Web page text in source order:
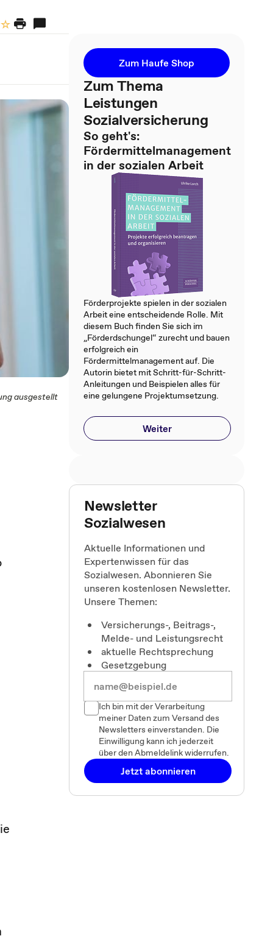
ausgestellt
Zum Haufe Shop
Zum Thema
Leistungen
Sozialversicherung
So geht's:
Fördermittelmanagement
in der sozialen Arbeit
Förderprojekte spielen in der sozialen
Arbeit eine entscheidende Rolle. Mit
diesem Buch finden Sie sich im
„Förderdschungel“ zurecht und bauen
erfolgreich ein
Fördermittelmanagement auf. Die
Autorin bietet mit Schritt-für-Schritt-
Anleitungen und Beispielen alles für
eine gelungene Projektumsetzung.
Weiter
Newsletter
Sozialwesen
Aktuelle Informationen und
Expertenwissen für das
Sozialwesen. Abonnieren Sie
unseren kostenlosen Newsletter.
Unsere Themen:
Versicherungs-, Beitrags-,
Melde- und Leistungsrecht
aktuelle Rechtsprechung
Gesetzgebung
Ich bin mit der Verarbeitung
meiner Daten zum Versand des
Newsletters einverstanden. Die
Einwilligung kann ich jederzeit
über den Abmeldelink widerrufen.
Jetzt abonnieren